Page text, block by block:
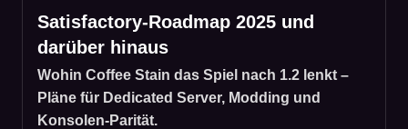
Satisfactory-Roadmap 2025 und
darüber hinaus
Wohin Coffee Stain das Spiel nach 1.2 lenkt –
Pläne für Dedicated Server, Modding und
Konsolen-Parität.